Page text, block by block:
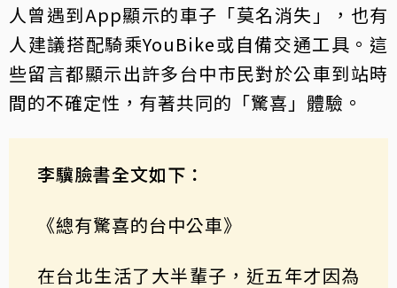
人曾遇到App顯示的車子「莫名消失」，也有
人建議搭配騎乘YouBike或自備交通工具。這
些留言都顯示出許多台中市民對於公車到站時
間的不確定性，有著共同的「驚喜」體驗。
李驥臉書全文如下：
《總有驚喜的台中公車》
在台北生活了大半輩子，近五年才因為